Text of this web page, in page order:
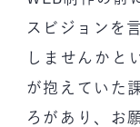
スビジョンを
しませんかと
が抱えていた
ろがあり、お